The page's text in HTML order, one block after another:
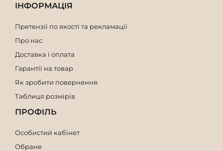
ІНФОРМАЦІЯ
Претензії по якості та рекламації
Про нас
Доставка і оплата
Гарантії на товар
Як зробити повернення
Таблиця розмірів
ПРОФІЛЬ
Особистий кабінет
Обране